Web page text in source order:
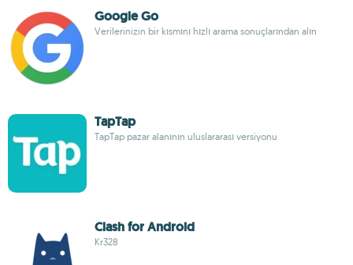
Google Go
Verilerinizin bir kısmını hızlı arama sonuçlarından alın
TapTap
TapTap pazar alanının uluslararası versiyonu
Clash for Android
Kr328